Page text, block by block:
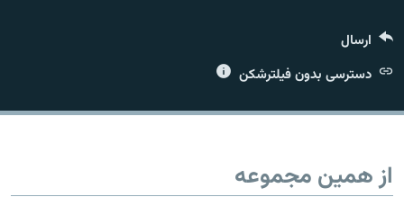
زبان‌های دیگر
ارسال
دسترسی بدون فیلترشکن
از همین مجموعه